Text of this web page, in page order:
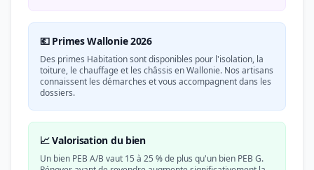
💶 Primes Wallonie 2026
Des primes Habitation sont disponibles pour l'isolation, la
toiture, le chauffage et les châssis en Wallonie. Nos artisans
connaissent les démarches et vous accompagnent dans les
dossiers.
📈 Valorisation du bien
Un bien PEB A/B vaut 15 à 25 % de plus qu'un bien PEB G.